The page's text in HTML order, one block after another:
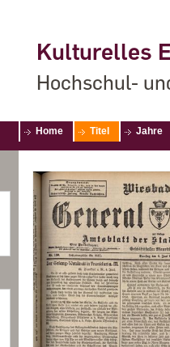
Kulturelles
Hochschul-
Home Titel Jahre